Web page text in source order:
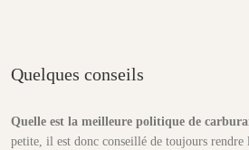
Quelques conseils
Quelle est la meilleure politique de
petite, il est donc conseillé de toujours